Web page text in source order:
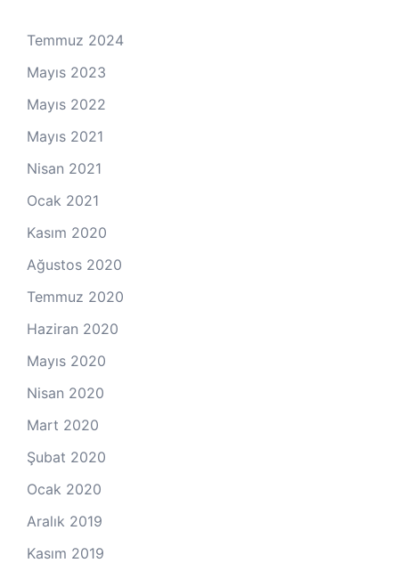
Temmuz 2024
Mayıs 2023
Mayıs 2022
Mayıs 2021
Nisan 2021
Ocak 2021
Kasım 2020
Ağustos 2020
Temmuz 2020
Haziran 2020
Mayıs 2020
Nisan 2020
Mart 2020
Şubat 2020
Ocak 2020
Aralık 2019
Kasım 2019